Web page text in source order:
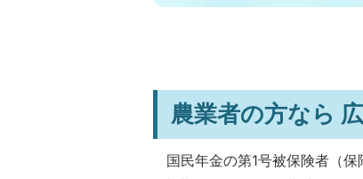
農業者の方なら
国民年金の第1号被保険者（